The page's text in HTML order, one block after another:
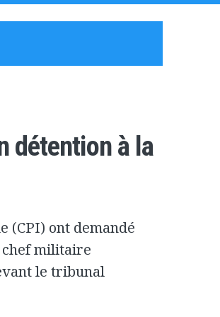
détention à la
(CPI) ont demandé
chef militaire
le tribunal